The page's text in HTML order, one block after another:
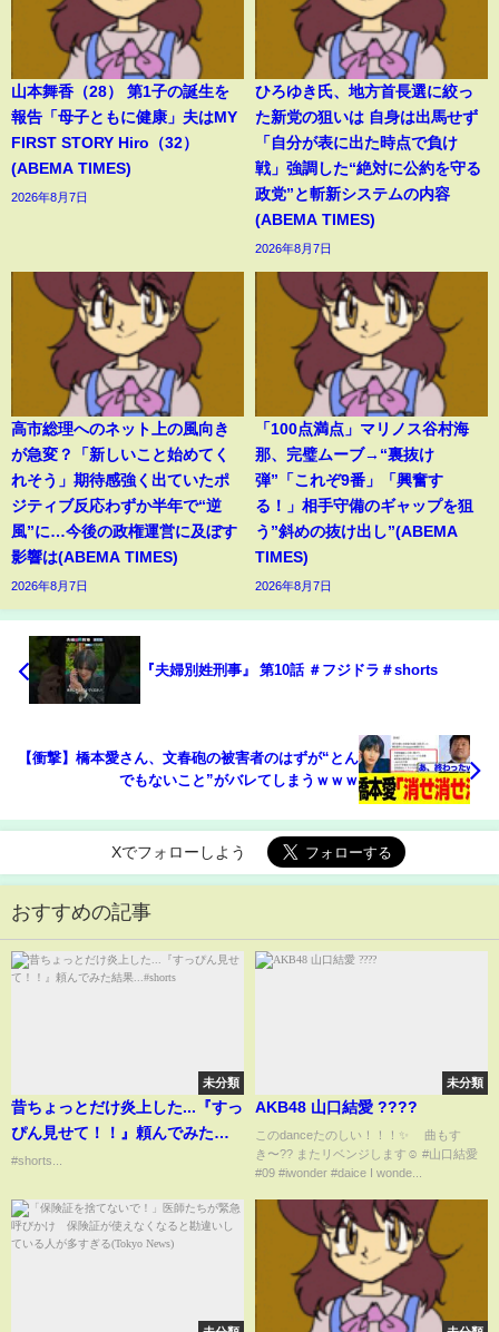
山本舞香（28） 第1子の誕生を
報告「母子ともに健康」夫はMY
FIRST STORY Hiro（32）
(ABEMA TIMES)
2026年8月7日
ひろゆき氏、地方首長選に絞っ
た新党の狙いは 自身は出馬せず
「自分が表に出た時点で負け
戦」強調した“絶対に公約を守る
政党”と斬新システムの内容
(ABEMA TIMES)
2026年8月7日
高市総理へのネット上の風向き
が急変？「新しいこと始めてく
れそう」期待感強く出ていたポ
ジティブ反応わずか半年で“逆
風”に…今後の政権運営に及ぼす
影響は(ABEMA TIMES)
2026年8月7日
「100点満点」マリノス谷村海
那、完璧ムーブ→“裏抜け
弾”「これぞ9番」「興奮す
る！」相手守備のギャップを狙
う”斜めの抜け出し”(ABEMA
TIMES)
2026年8月7日
『夫婦別姓刑事』 第10話 ＃フジドラ＃shorts
【衝撃】橋本愛さん、文春砲の被害者のはずが“とん
でもないこと”がバレてしまうｗｗｗ
Xでフォローしよう
おすすめの記事
未分類
昔ちょっとだけ炎上した...『すっ
ぴん見せて！！』頼んでみた結
果...#shorts
#shorts...
未分類
AKB48 山口結愛 ????
このdanceたのしい！！！✨ 曲もす
き〜?? またリベンジします☺︎ #山口結愛
#09 #iwonder #daice I wonde...